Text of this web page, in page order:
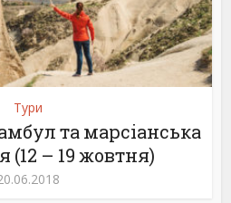
Тури
та марсіанська
(12 – 19 жовтня)